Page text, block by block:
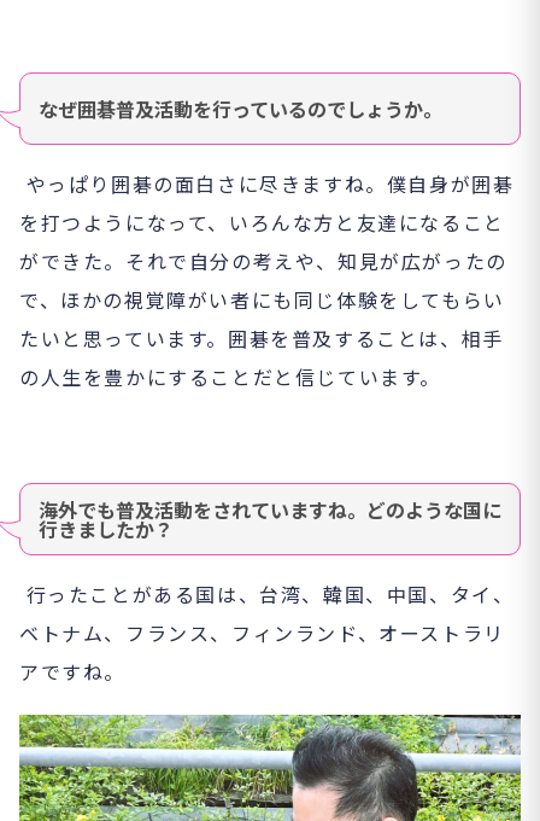
なぜ囲碁普及活動を行っているのでしょうか。
やっぱり囲碁の面白さに尽きますね。僕自身が囲碁
を打つようになって、いろんな方と友達になること
ができた。それで自分の考えや、知見が広がったの
で、ほかの視覚障がい者にも同じ体験をしてもらい
たいと思っています。囲碁を普及することは、相手
の人生を豊かにすることだと信じています。
海外でも普及活動をされていますね。どのような国に
行きましたか？
行ったことがある国は、台湾、韓国、中国、タイ、
ベトナム、フランス、フィンランド、オーストラリ
アですね。